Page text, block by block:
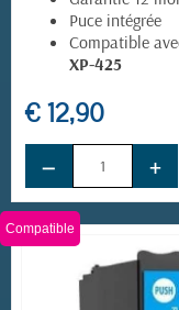
Puce intégrée
Compatible
XP-425
€ 12,90
− +
Compatible